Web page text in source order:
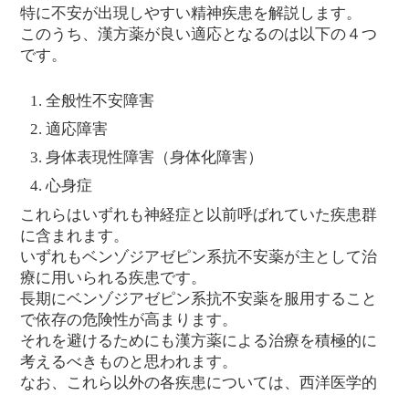
特に不安が出現しやすい精神疾患を解説します。
このうち、漢方薬が良い適応となるのは以下の４つ
です。
全般性不安障害
適応障害
身体表現性障害（身体化障害）
心身症
これらはいずれも神経症と以前呼ばれていた疾患群
に含まれます。
いずれもベンゾジアゼピン系抗不安薬が主として治
療に用いられる疾患です。
長期にベンゾジアゼピン系抗不安薬を服用すること
で依存の危険性が高まります。
それを避けるためにも漢方薬による治療を積極的に
考えるべきものと思われます。
なお、これら以外の各疾患については、西洋医学的